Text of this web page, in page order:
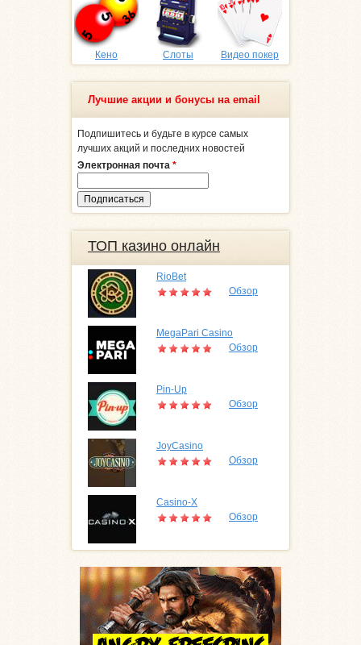
Кено Слоты Видео покер
Лучшие акции и бонусы на email
Подпишитесь и будьте в курсе самых
лучших акций и последних новостей
Электронная почта *
ТОП казино онлайн
RioBet
Обзор
MegaPari Casino
Обзор
Pin-Up
Обзор
JoyCasino
Обзор
Casino-X
Обзор